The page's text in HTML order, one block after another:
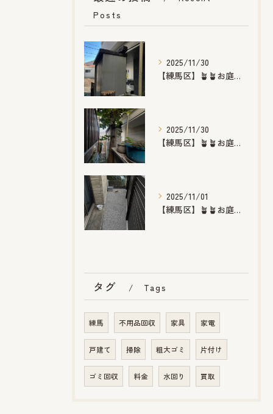
Posts
2025/11/30
【練馬区】🪴🪴お庭のお手入れ🪴🪴
2025/11/30
【練馬区】🪴🪴お庭のお手入れ🪴🪴
2025/11/01
【練馬区】🪴🪴お庭のお手入れ🪴🪴
タグ Tags
練馬 不用品回収 家具 家電
戸建て 掃除 粗大ゴミ 片付け
ゴミ回収 料金 水回り 買取